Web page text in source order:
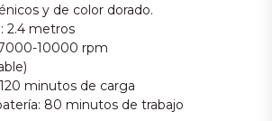
y de color dorado.
2.4 metros
10000 rpm
minutos de carga
80 minutos de trabajo